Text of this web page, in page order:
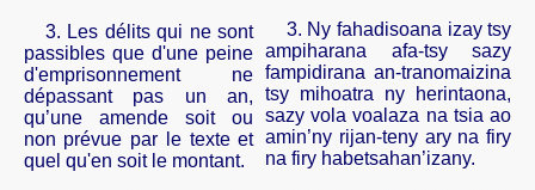
3. Les délits qui ne sont
passibles que d'une peine
d'emprisonnement ne
dépassant pas un an,
qu’une amende soit ou
non prévue par le texte et
quel qu'en soit le montant.
3. Ny fahadisoana izay tsy
ampiharana afa-tsy sazy
fampidirana an-tranomaizina
tsy mihoatra ny herintaona,
sazy vola voalaza na tsia ao
amin’ny rijan-teny ary na firy
na firy habetsahan’izany.